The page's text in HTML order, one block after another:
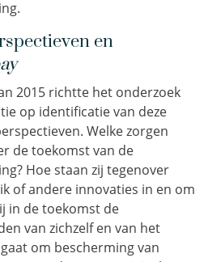
en
2015 richtte het onderzoek
op identificatie van deze
Welke zorgen
de toekomst van de
Hoe staan zij tegenover
of andere innovaties in en om
in de toekomst de
van zichzelf en van het
om bescherming van